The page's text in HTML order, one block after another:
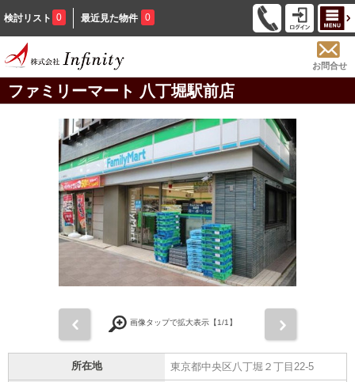
検討リスト 0 最近見た物件 0
お問合せ
ファミリーマート 八丁堀駅前店
画像タップで拡大表示【1/1】
所在地 東京都中央区八丁堀２丁目22-5